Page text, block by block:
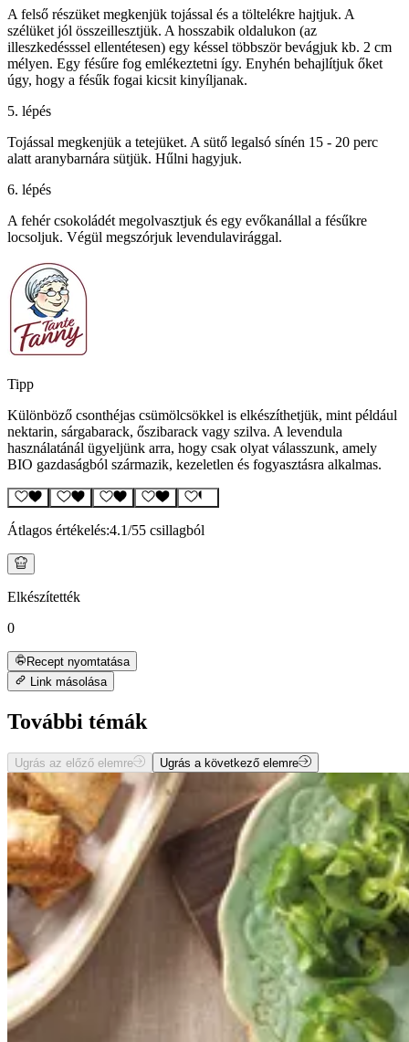
A felső részüket megkenjük tojással és a töltelékre hajtjuk. A
szélüket jól összeillesztjük. A hosszabik oldalukon (az
illeszkedésssel ellentétesen) egy késsel többször bevágjuk kb. 2 cm
mélyen. Egy fésűre fog emlékeztetni így. Enyhén behajlítjuk őket
úgy, hogy a fésűk fogai kicsit kinyíljanak.
5. lépés
Tojással megkenjük a tetejüket. A sütő legalsó sínén 15 - 20 perc
alatt aranybarnára sütjük. Hűlni hagyjuk.
6. lépés
A fehér csokoládét megolvasztjuk és egy evőkanállal a fésűkre
locsoljuk. Végül megszórjuk levendulavirággal.
Tipp
Különböző csonthéjas csümölcsökkel is elkészíthetjük, mint például
nektarin, sárgabarack, őszibarack vagy szilva. A levendula
használatánál ügyeljünk arra, hogy csak olyat válasszunk, amely
BIO gazdaságból származik, kezeletlen és fogyasztásra alkalmas.
Átlagos értékelés:4.1/55 csillagból
Elkészítették
0
Recept nyomtatása
Link másolása
További témák
Ugrás az előző elemre Ugrás a következő elemre